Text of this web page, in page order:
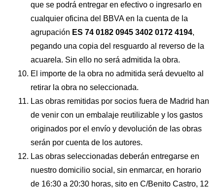
que se podrá entregar en efectivo o ingresarlo en
cualquier oficina del BBVA en la cuenta de la
agrupación ES 74 0182 0945 3402 0172 4194,
pegando una copia del resguardo al reverso de la
acuarela. Sin ello no será admitida la obra.
El importe de la obra no admitida será devuelto al
retirar la obra no seleccionada.
Las obras remitidas por socios fuera de Madrid han
de venir con un embalaje reutilizable y los gastos
originados por el envío y devolución de las obras
serán por cuenta de los autores.
Las obras seleccionadas deberán entregarse en
nuestro domicilio social, sin enmarcar, en horario
de 16:30 a 20:30 horas, sito en C/Benito Castro, 12